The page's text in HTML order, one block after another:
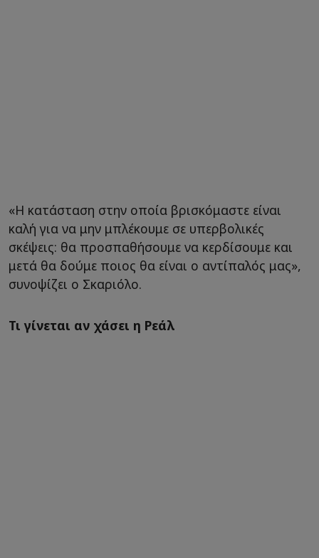
«Η κατάσταση στην οποία βρισκόμαστε είναι
καλή για να μην μπλέκουμε σε υπερβολικές
σκέψεις: θα προσπαθήσουμε να κερδίσουμε και
μετά θα δούμε ποιος θα είναι ο αντίπαλός μας»,
συνοψίζει ο Σκαριόλο.
Τι γίνεται αν χάσει η Ρεάλ